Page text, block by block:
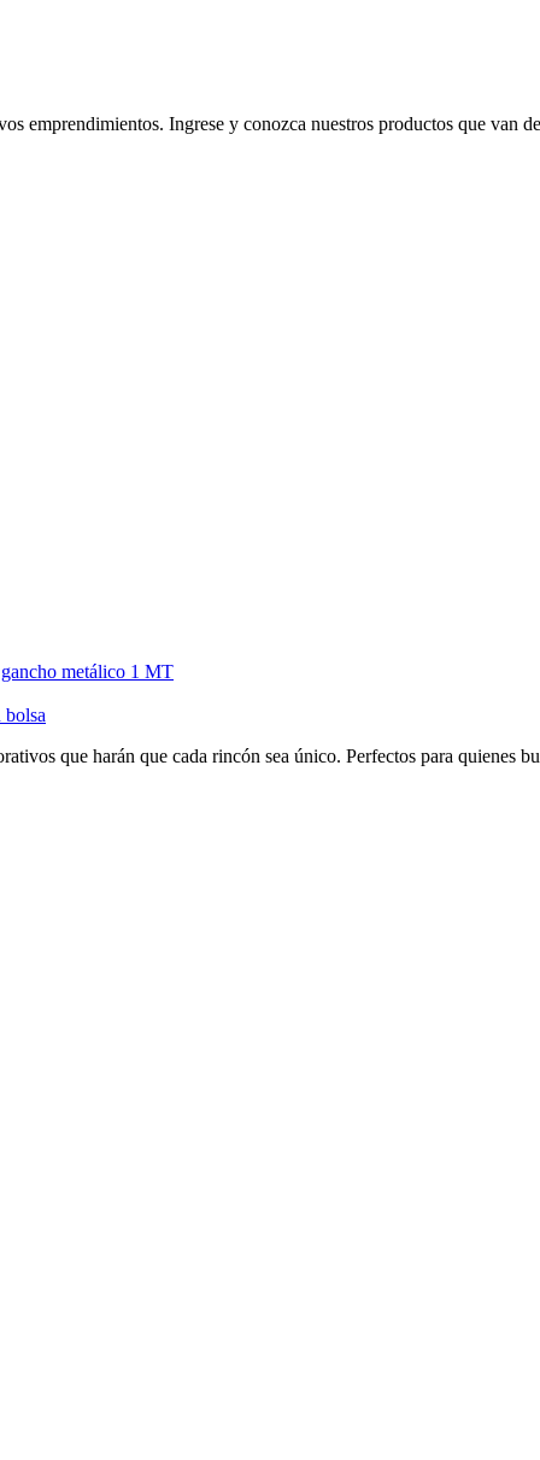
emprendimientos. Ingrese y conozca nuestros productos que van
metálico 1 MT
que harán que cada rincón sea único. Perfectos para quienes